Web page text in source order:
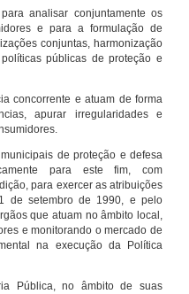
analisar conjuntamente os
e para a formulação de
conjuntas, harmonização
públicas de proteção e
concorrente e atuam de forma
apurar irregularidades e
de proteção e defesa
para este fim, com
para exercer as atribuições
de setembro de 1990, e pelo
que atuam no âmbito local,
e monitorando o mercado de
na execução da Política
Pública, no âmbito de suas